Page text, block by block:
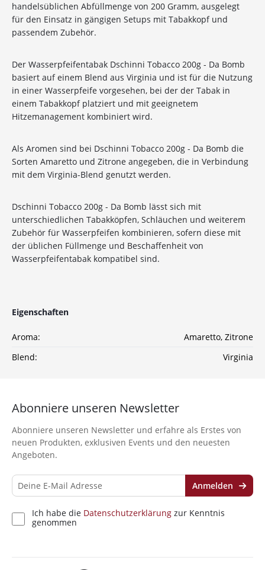
handelsüblichen Abfüllmenge von 200 Gramm, ausgelegt
für den Einsatz in gängigen Setups mit Tabakkopf und
passendem Zubehör.
Der Wasserpfeifentabak Dschinni Tobacco 200g - Da Bomb
basiert auf einem Blend aus Virginia und ist für die Nutzung
in einer Wasserpfeife vorgesehen, bei der der Tabak in
einem Tabakkopf platziert und mit geeignetem
Hitzemanagement kombiniert wird.
Als Aromen sind bei Dschinni Tobacco 200g - Da Bomb die
Sorten Amaretto und Zitrone angegeben, die in Verbindung
mit dem Virginia-Blend genutzt werden.
Dschinni Tobacco 200g - Da Bomb lässt sich mit
unterschiedlichen Tabakköpfen, Schläuchen und weiterem
Zubehör für Wasserpfeifen kombinieren, sofern diese mit
der üblichen Füllmenge und Beschaffenheit von
Wasserpfeifentabak kompatibel sind.
Eigenschaften
Aroma: Amaretto, Zitrone
Blend:
Virginia
auf deine Bestellung
Sichere dir jetzt 10% Rabatt* auf deine Bestellung
bei Wolke7ShishaShop.de!
Nutze unseren exklusiven Rabattcode und spare bei
was du für das perfekte Shisha-Erlebnis brauchst!
*Gilt nicht für Tabakwaren, Vapes, Liquid, Kohle und Xkah
Ich habe dieDatenschutzerklärung
Kenntnis genommen
Abonniere unseren Newsletter
Abonniere unseren Newsletter und erfahre als Erstes von
neuen Produkten, exklusiven Events und den neuesten
Angeboten.
Ich habe die Datenschutzerklärung zur Kenntnis
genommen
Anmelden